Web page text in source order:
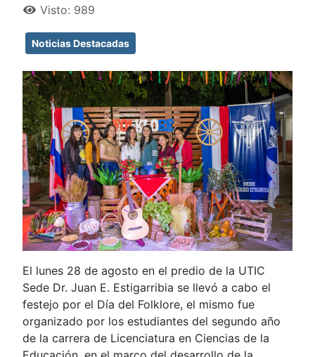
Visto: 989
Noticias Destacadas
El lunes 28 de agosto en el predio de la UTIC
Sede Dr. Juan E. Estigarribia se llevó a cabo el
festejo por el Día del Folklore, el mismo fue
organizado por los estudiantes del segundo año
de la carrera de Licenciatura en Ciencias de la